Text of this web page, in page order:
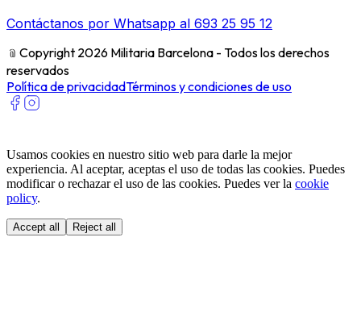
Contáctanos por Whatsapp al 693 25 95 12
﹫ Copyright 2026 Militaria Barcelona - Todos los derechos
reservados
Política de privacidadTérminos y condiciones de uso
Usamos cookies en nuestro sitio web para darle la mejor
experiencia. Al aceptar, aceptas el uso de todas las cookies. Puedes
modificar o rechazar el uso de las cookies. Puedes ver la cookie
policy.
Accept all Reject all